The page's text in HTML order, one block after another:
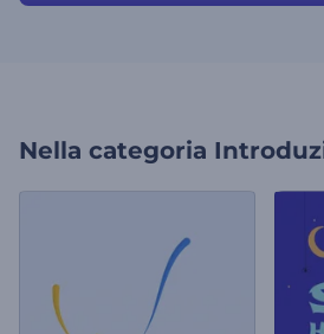
Nella categoria